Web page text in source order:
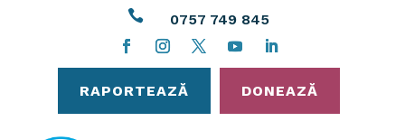
 0757 749 845
RAPORTEAZĂ DONEAZĂ